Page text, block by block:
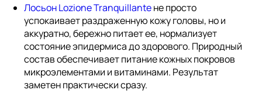
Лосьон Lozione Tranquillanteне просто
успокаивает раздраженную кожу головы, но и
аккуратно, бережно питает ее, нормализует
состояние эпидермиса до здорового. Природный
состав обеспечивает питание кожных покровов
микроэлементами и витаминами. Результат
заметен практически сразу.